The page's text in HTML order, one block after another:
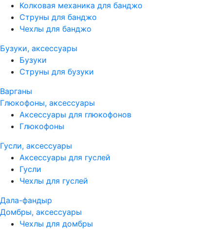
Колковая механика для банджо
Струны для банджо
Чехлы для банджо
Бузуки, аксессуары
Бузуки
Струны для бузуки
Варганы
Глюкофоны, аксессуары
Аксессуары для глюкофонов
Глюкофоны
Гусли, аксессуары
Аксессуары для гуслей
Гусли
Чехлы для гуслей
Дала-фандыр
Домбры, аксессуары
Чехлы для домбры